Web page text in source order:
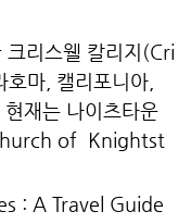
리스웰 칼리지(Cri
마, 캘리포니아,
재는 나이츠타운
of Knightst
: A Travel Guide